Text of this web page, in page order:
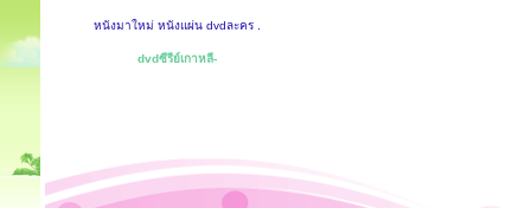
หนังมาใหม่ หนังแผ่น dvdละคร .
dvdซีรีย์เกาหลี-